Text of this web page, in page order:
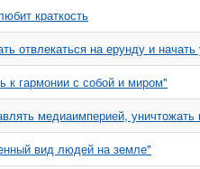
краткость
отвлекаться на ерунду и
к гармонии с собой и миром"
медиаимперией, уничтожать
вид людей на земле"